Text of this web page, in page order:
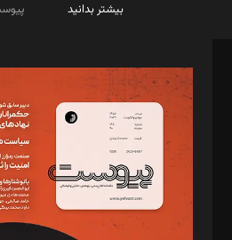
بیشتر بدانید
مدیر مسئول: محمدباقر اثنی‌عشری
سردبیر: مهرک محمودی
دبیر تحریریه: میثم قاسمی
د‌بیر ناداستان: سمانه سمیع
د‌بیر خدمت و تجارت: ابوالفضل رجبی
د‌بیر حقوق فناوری: حسام‌الدین ایپکچی
د‌بیر پیوست جهان: مینا پاکدل